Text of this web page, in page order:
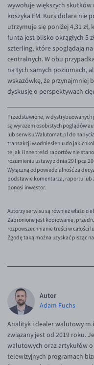
EUR/TRY
EUR/ZAR
GBP/USD
USD/CHF
GBP/CHF
wywołuje większych
koszyka EM. Kurs dolara nie
utrzymuje się poniżej 4,31 zł,
funta jest blisko okrągłych 5
szterling, które spoglądają
centralnych. W obu
na tych samych poziomach,
wskazówkę, że przynajmniej
dyskusję o perspektywach
Przedstawione, w
są wyrazem osobistych poglądów
lub serwisu Walutomat.pl do
transakcji w odniesieniu do
te jak i inne treści raportów nie
rozumieniu ustawy z dnia 29 lipca
Wyłączną odpowiedzialność za
podstawie komentarza, raportu lub
ponosi inwestor.
Autorzy serwisu są również
Zabronione jest kopiowanie,
rozpowszechnianie treści w całości
Zgodę taką można uzyskać pisząc
Autor
Adam Fuchs
Analityk i dealer walutowy
związany jest od 2019 roku.
walutowych oraz artykułów
telewizyjnych programach